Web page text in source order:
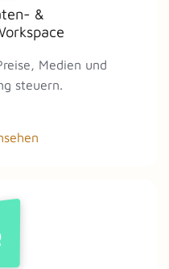
&
Medien und
steuern.